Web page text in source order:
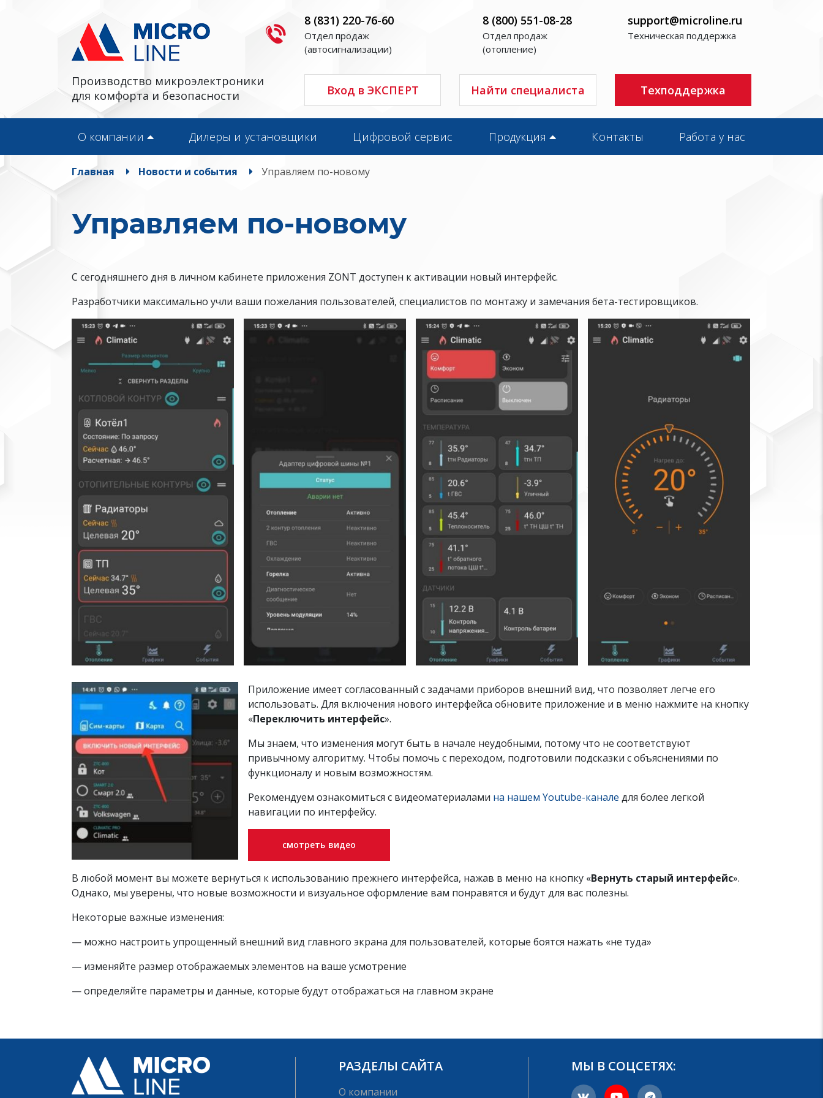
Производство микроэлектроники
для комфорта и безопасности
8 (831) 220-76-60
Отдел продаж
(автосигнализации)
8 (800) 551-08-28
Отдел продаж
(отопление)
support@microline.ru
Техническая поддержка
Вход в ЭКСПЕРТ Найти специалиста Техподдержка
О компании Дилеры и установщики Цифровой сервис Продукция Контакты Работа у нас
Главная Новости и события Управляем по-новому
Управляем по-новому
С сегодняшнего дня в личном кабинете приложения ZONT доступен к активации новый интерфейс.
Разработчики максимально учли ваши пожелания пользователей, специалистов по монтажу и замечания бета-тестировщиков.
Приложение имеет согласованный с задачами приборов внешний вид, что позволяет легче его
использовать. Для включения нового интерфейса обновите приложение и в меню нажмите на кнопку
«Переключить интерфейс».
Мы знаем, что изменения могут быть в начале неудобными, потому что не соответствуют
привычному алгоритму. Чтобы помочь с переходом, подготовили подсказки с объяснениями по
функционалу и новым возможностям.
Рекомендуем ознакомиться с видеоматериалами на нашем Youtube-канале для более легкой
навигации по интерфейсу.
смотреть видео
В любой момент вы можете вернуться к использованию прежнего интерфейса, нажав в меню на кнопку «Вернуть старый интерфейс».
Однако, мы уверены, что новые возможности и визуальное оформление вам понравятся и будут для вас полезны.
Некоторые важные изменения:
— можно настроить упрощенный внешний вид главного экрана для пользователей, которые боятся нажать «не туда»
— изменяйте размер отображаемых элементов на ваше усмотрение
— определяйте параметры и данные, которые будут отображаться на главном экране
РАЗДЕЛЫ САЙТА
О компании
МЫ В СОЦСЕТЯХ: